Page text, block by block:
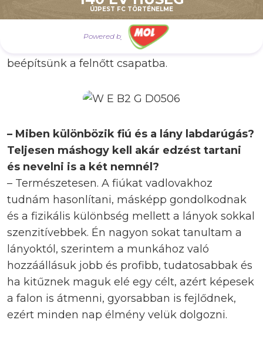
ÚJPEST FC TÖRTÉNELME
Powered by
Mivel U19-es lányokkal foglalkozunk, az már a
felnőtt labdarúgás előszobája, szóval a
hosszabb távú terv, hogy minél több játékost
beépítsünk a felnőtt csapatba.
– Miben különbözik fiú és a lány labdarúgás?
Teljesen máshogy kell akár edzést tartani
és nevelni is a két nemnél?
– Természetesen. A fiúkat vadlovakhoz
tudnám hasonlítani, másképp gondolkodnak
és a fizikális különbség mellett a lányok sokkal
szenzitívebbek. Én nagyon sokat tanultam a
lányoktól, szerintem a munkához való
hozzáállásuk jobb és profibb, tudatosabbak és
ha kitűznek maguk elé egy célt, azért képesek
a falon is átmenni, gyorsabban is fejlődnek,
ezért minden nap élmény velük dolgozni.